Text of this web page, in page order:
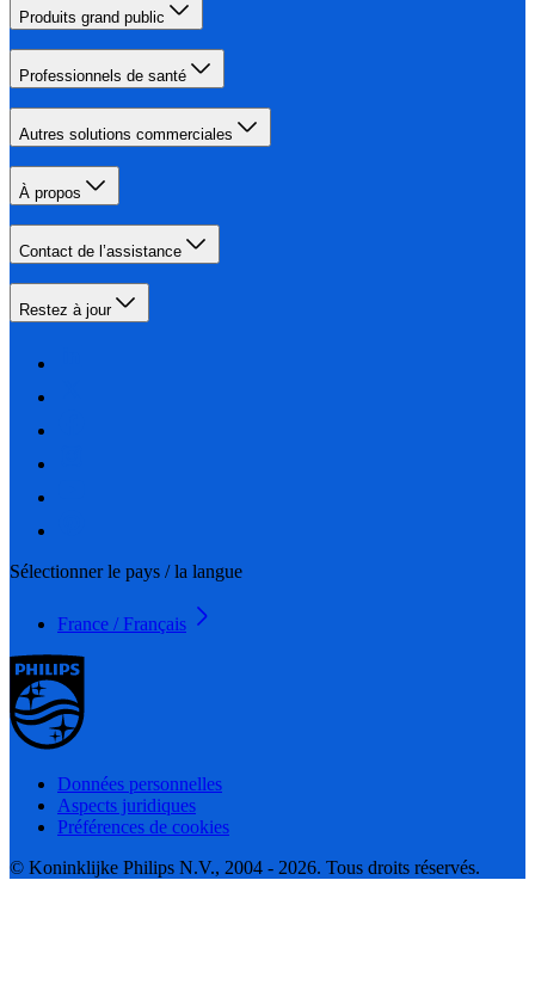
Produits grand public
Professionnels de santé
Autres solutions commerciales
À propos
Contact de l’assistance
Restez à jour
Sélectionner le pays / la langue
France / Français
Données personnelles
Aspects juridiques
Préférences de cookies
© Koninklijke Philips N.V., 2004 - 2026. Tous droits réservés.